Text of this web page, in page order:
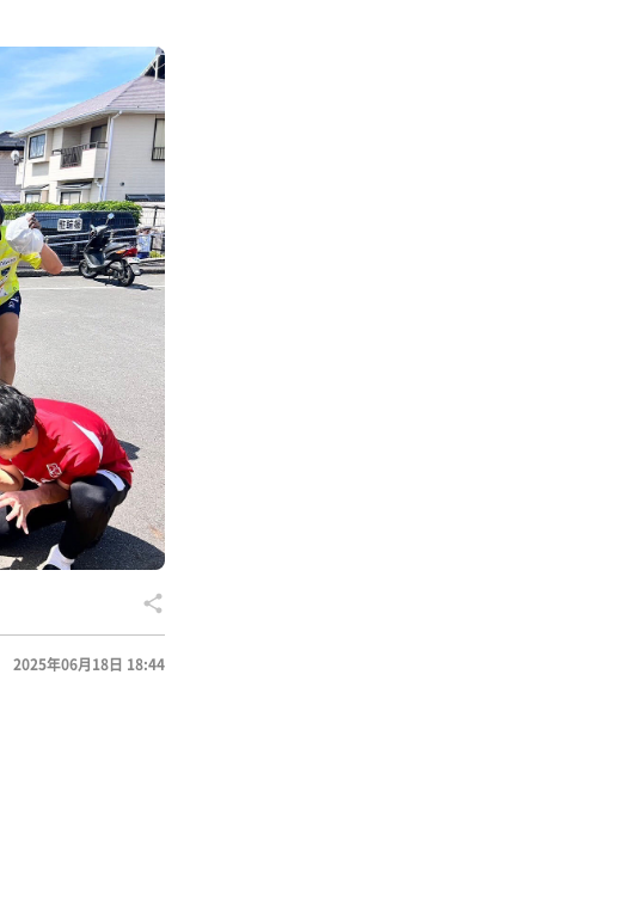
2025年06月18日 18:44